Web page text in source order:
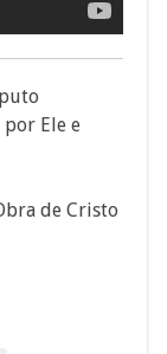
por Ele e
de Cristo